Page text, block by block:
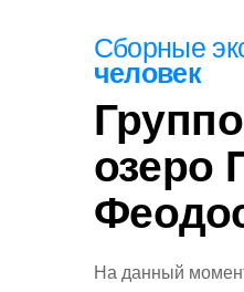
Феодосия
этого города,
турами с
Посмотреть все экскурсии
Сборные
человек
озеро
На данный